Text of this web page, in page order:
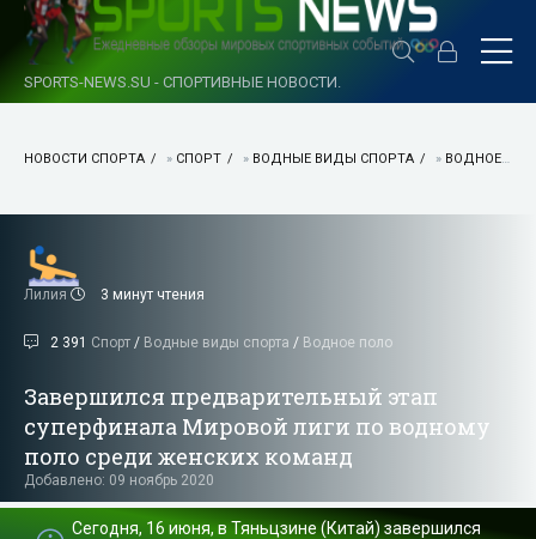
SPORTS-NEWS.SU - СПОРТИВНЫЕ НОВОСТИ.
НОВОСТИ СПОРТА » СПОРТ » ВОДНЫЕ ВИДЫ СПОРТА » ВОДНОЕ ПОЛО
Лилия 3 минут чтения
2 391 Спорт / Водные виды спорта / Водное поло
Завершился предварительный этап
суперфинала Мировой лиги по водному
поло среди женских команд
Добавлено: 09 ноябрь 2020
Сегодня, 16 июня, в Тяньцзине (Китай) завершился